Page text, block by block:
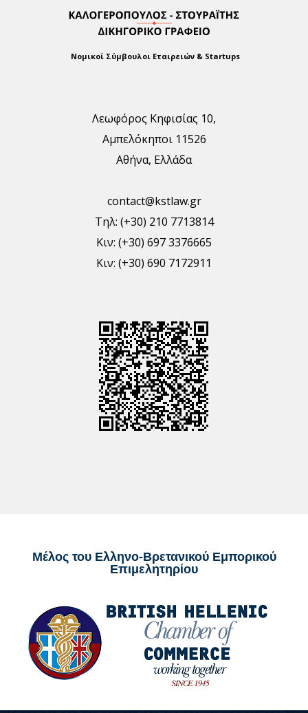
Νομικοί Σύμβουλοι Εταιρειών & Startups
Λεωφόρος Κηφισίας 10,
Αμπελόκηποι 11526
Αθήνα, Ελλάδα
contact@kstlaw.gr
Τηλ: (+30) 210 7713814
Κιν: (+30) 697 3376665
Κιν: (+30) 690 7172911
Μέλος του Ελληνο-Βρετανικού Εμπορικού
Επιμελητηρίου